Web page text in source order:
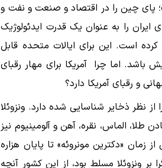
پای چین را در اقتصاد و صنعت و نفت و
ایران را به عنوان یک قدرت ایدئولوژیک
است. این برای ایالات متحده قابل
اما چرا آمریکا برای مهار رقبای
و رقبای آمریکا دارد؟
نظر ذخایر شناسایی شده دارد. ونزوئلا
معادن طلا، الماس، نقره، آهن و آلومینیوم نیز
«دکترین مونروئه» تا پایان هزاره
ونزوئلا مسلط بود، از این کشور آنچه